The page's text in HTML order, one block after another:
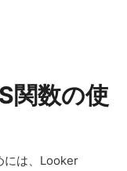
関数の使
には、Looker